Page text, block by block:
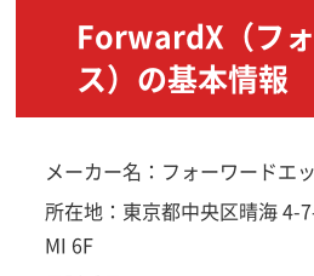
ForwardX（フ
ス）の基本情報
メーカー名：フォーワードエ
所在地：東京都中央区晴海 4-
MI 6F